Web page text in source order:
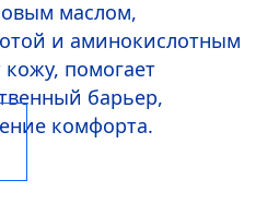
маслом,
и аминокислотным
помогает
барьер,
комфорта.